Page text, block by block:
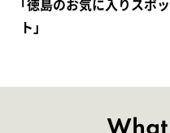
｢徳島のお気に入りスポッ
ト」